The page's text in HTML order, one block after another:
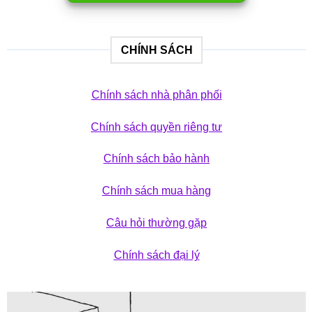
CHÍNH SÁCH
Chính sách nhà phân phối
Chính sách quyền riêng tư
Chính sách bảo hành
Chính sách mua hàng
Câu hỏi thường gặp
Chính sách đại lý